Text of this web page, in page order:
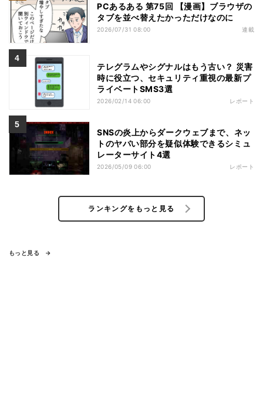
PCあるある 第75回 【漫画】ブラウザの
タブを並べ替えたかっただけなのに
2026/07/31 08:00 連載
テレグラムやシグナルはもう古い？ 災害
時に役立つ、セキュリティ重視の最新プ
ライベートSMS3選
2026/02/14 06:00 レポート
SNSの炎上からダークウェブまで、ネッ
トのヤバい部分を疑似体験できるシミュ
レーターサイト4選
2026/05/09 06:00 レポート
ランキングをもっと見る
もっと見る